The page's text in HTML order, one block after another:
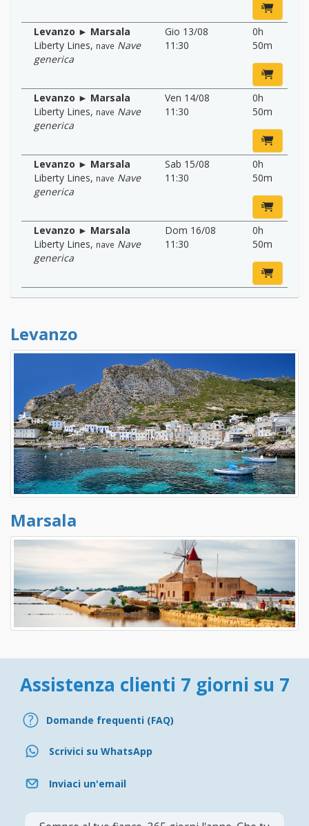
Levanzo ► Marsala
Liberty Lines, nave Nave
generica
Gio 13/08
11:30
0h
50m
Levanzo ► Marsala
Liberty Lines, nave Nave
generica
Ven 14/08
11:30
0h
50m
Levanzo ► Marsala
Liberty Lines, nave Nave
generica
Sab 15/08
11:30
0h
50m
Levanzo ► Marsala
Liberty Lines, nave Nave
generica
Dom 16/08
11:30
0h
50m
Levanzo
Marsala
Assistenza clienti 7 giorni su 7
Domande frequenti (FAQ)
Scrivici su WhatsApp
Inviaci un'email